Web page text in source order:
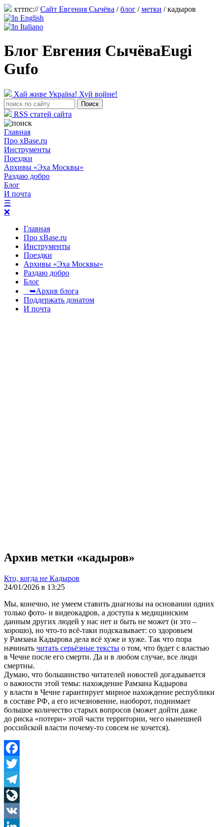
хттпс://Сайт Евгения Сычёва /блог /метки / кадыров
Блог Евгения СычёваEugi
Gufo
Хай живе Україна! Хуй войне!
RSS статей сайта
Главная
Про xBase.ru
Инструменты
Поездки
Архивы «Эха Москвы»
Раздаю добро
Блог
И почта
☰
❌
Главная
Про xBase.ru
Инструменты
Поездки
Архивы «Эха Москвы»
Раздаю добро
Блог
➥Архив блога
Поддержать донатом
И почта
Архив метки «кадыров»
Кто, когда не Кадыров
24/01/2026 в 13:25
Мы, конечно, не умеем ставить диагнозы на основании одних
только фото- и видеокадров, а доступа к медицинским
данным других людей у нас нет и быть не может (и это –
хорошо), но что-то всё-таки подсказывает: со здоровьем
у Рамзана Кадырова дела всё хуже и хуже. Так что пора
начинать читать серьёзные тексты о том, что будет с властью
в Чечне после его смерти. Да и в любом случае, все люди
смертны.
Думаю, что большинство читателей новостей догадывается
о важности этой темы: нахождение Рамзана Кадырова
у власти в Чечне гарантирует мирное нахождение республики
в составе РФ, а его исчезновение, наоборот, поднимает
большое количество старых вопросов (может дойти даже
до риска «потери» этой части территории, чего нынешней
российской власти почему-то совсем не хочется).
Facebook
Twitter
Telegram
LiveJournal